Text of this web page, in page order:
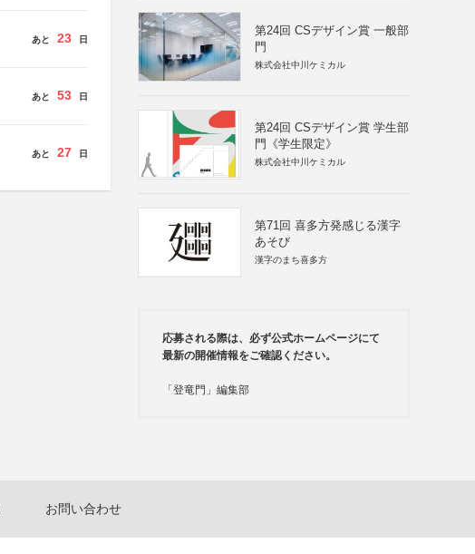
あと 23 日
あと 53 日
あと 27 日
第24回 CSデザイン賞 一般部
門
株式会社中川ケミカル
第24回 CSデザイン賞 学生部
門《学生限定》
株式会社中川ケミカル
第71回 喜多方発感じる漢字
あそび
漢字のまち喜多方
応募される際は、必ず公式ホームページにて
最新の開催情報をご確認ください。
「登竜門」編集部
お問い合わせ